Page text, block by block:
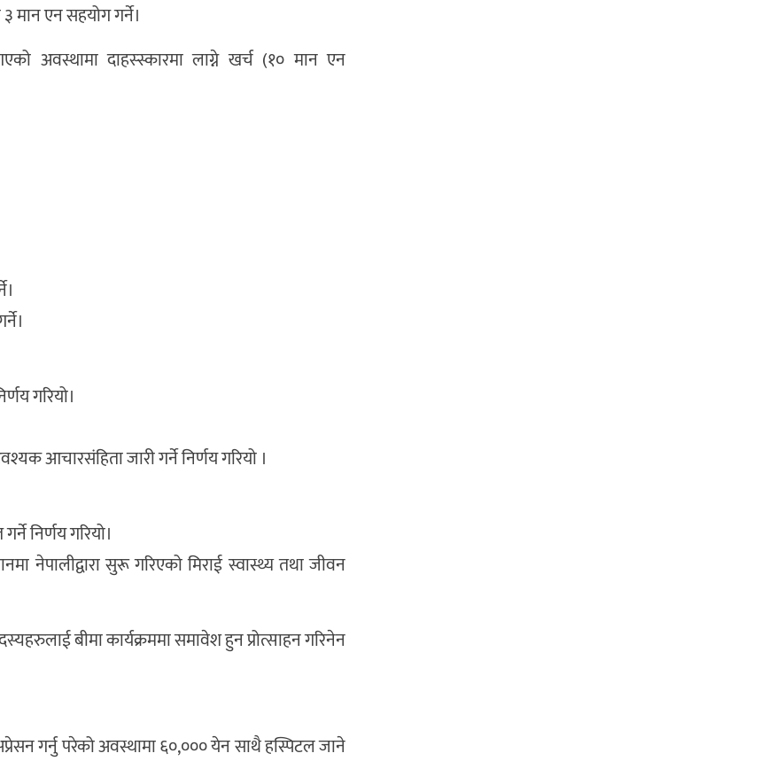
मान एन सहयोग गर्ने।
अवस्थामा दाहस्स्कारमा लाग्ने खर्च (१० मान एन
गरियो।
जारी गर्ने निर्णय गरियो ।
निर्णय गरियो।
नेपालीद्वारा सुरू गरिएको मिराई स्वास्थ्य तथा जीवन
बीमा कार्यक्रममा समावेश हुन प्रोत्साहन गरिनेन
गर्नु परेको अवस्थामा ६०,००० येन साथै हस्पिटल जाने